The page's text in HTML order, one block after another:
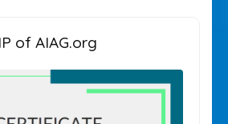
of AIAG.org